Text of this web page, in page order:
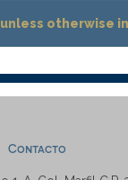
otherwise
Contacto